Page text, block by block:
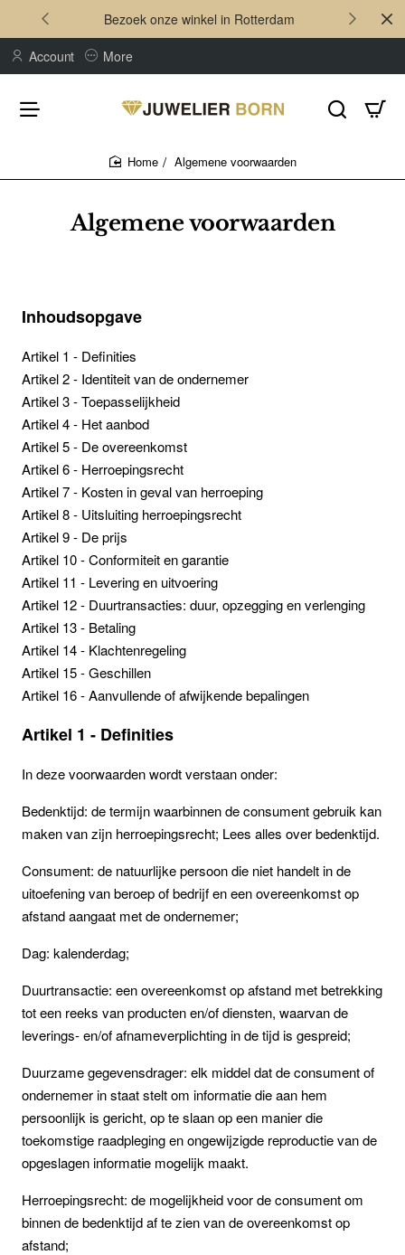
Bezoek onze winkel in Rotterdam
Account More
Algemene voorwaarden
Algemene voorwaarden
Inhoudsopgave
Artikel 1 - Definities
Artikel 2 - Identiteit van de ondernemer
Artikel 3 - Toepasselijkheid
Artikel 4 - Het aanbod
Artikel 5 - De overeenkomst
Artikel 6 - Herroepingsrecht
Artikel 7 - Kosten in geval van herroeping
Artikel 8 - Uitsluiting herroepingsrecht
Artikel 9 - De prijs
Artikel 10 - Conformiteit en garantie
Artikel 11 - Levering en uitvoering
Artikel 12 - Duurtransacties: duur, opzegging en verlenging
Artikel 13 - Betaling
Artikel 14 - Klachtenregeling
Artikel 15 - Geschillen
Artikel 16 - Aanvullende of afwijkende bepalingen
Artikel 1 - Definities
In deze voorwaarden wordt verstaan onder:
Bedenktijd: de termijn waarbinnen de consument gebruik kan
maken van zijn herroepingsrecht; Lees alles over bedenktijd.
Consument: de natuurlijke persoon die niet handelt in de
uitoefening van beroep of bedrijf en een overeenkomst op
afstand aangaat met de ondernemer;
Dag: kalenderdag;
Duurtransactie: een overeenkomst op afstand met betrekking
tot een reeks van producten en/of diensten, waarvan de
leverings- en/of afnameverplichting in de tijd is gespreid;
Duurzame gegevensdrager: elk middel dat de consument of
ondernemer in staat stelt om informatie die aan hem
persoonlijk is gericht, op te slaan op een manier die
toekomstige raadpleging en ongewijzigde reproductie van de
opgeslagen informatie mogelijk maakt.
Herroepingsrecht: de mogelijkheid voor de consument om
binnen de bedenktijd af te zien van de overeenkomst op
afstand;